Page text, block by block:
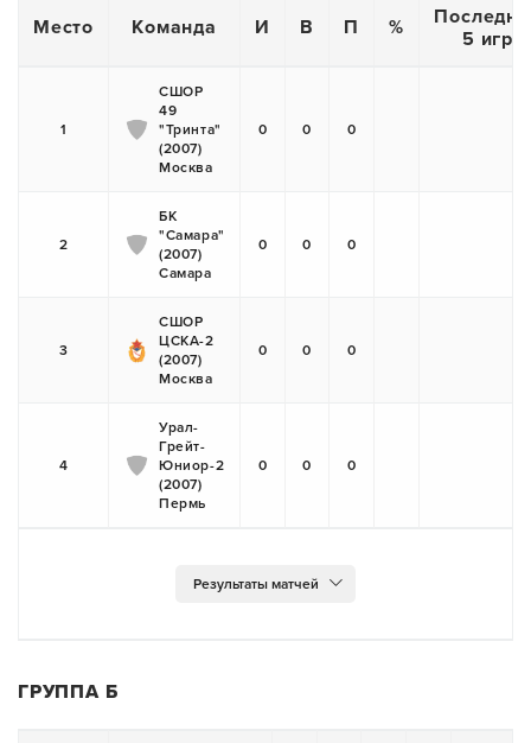
Место Команда И В П %
5 игр
1
СШОР
49
"Тринта"
(2007)
Москва
0 0 0
2
БК
"Самара"
(2007)
Самара
0 0 0
3
СШОР
ЦСКА-2
(2007)
Москва
0 0 0
4
Урал-
Грейт-
Юниор-2
(2007)
Пермь
0 0 0
ГРУППА Б